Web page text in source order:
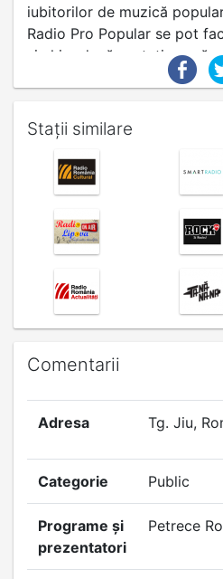
iubitorilor de muzică
Radio Pro Popular se pot
și chiar dacă sunteți acasă
familie sau prieteni puteți
Stații similare
Comentarii
Adresa Tg. Jiu,
Categorie Public
Programe și
prezentatori
Petrece